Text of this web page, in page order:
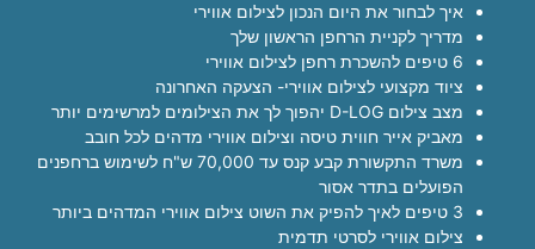
איך לבחור את היום הנכון לצילום אווירי
מדריך לקניית הרחפן הראשון שלך
6 טיפים להשכרת רחפן לצילום אווירי
ציוד מקצועי לצילום אווירי- הצעקה האחרונה
מצב צילום D-LOG יהפוך לך את הצילומים למרשימים יותר
מאביק אייר חווית טיסה וצילום אווירי מדהים לכל חובב
משרד התקשורת קבע קנס עד 70,000 ש"ח לשימוש ברחפנים
הפועלים בתדר אסור
3 טיפים לאיך להפיק את השוט צילום אווירי המדהים ביותר
צילום אווירי לסרטי תדמית